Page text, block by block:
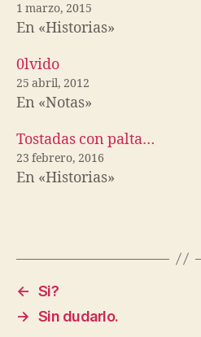
1 marzo, 2015
En «Historias»
0lvido
25 abril, 2012
En «Notas»
Tostadas con palta…
23 febrero, 2016
En «Historias»
← Si?
→ Sin dudarlo.